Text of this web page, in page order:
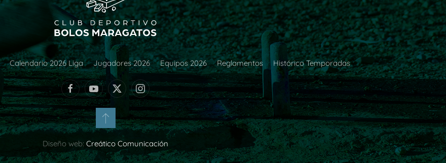
Calendario 2026 Liga Jugadores 2026 Equipos 2026 Reglamentos Histórico Temporadas
Diseño web: Creático Comunicación